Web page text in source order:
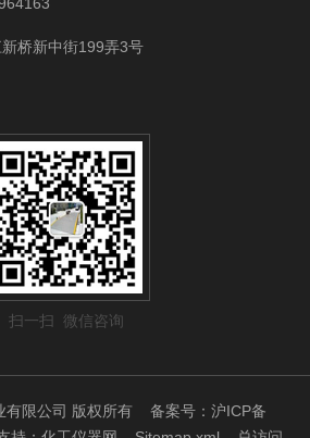
桥新中街199弄3号
扫一扫 微信咨询
有限公司 版权所有备案号：沪ICP备